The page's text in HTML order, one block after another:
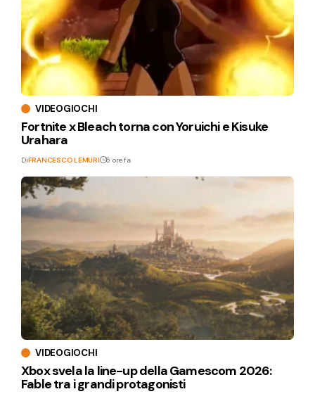
VIDEOGIOCHI
Fortnite x Bleach torna con Yoruichi e Kisuke
Urahara
DiFRANCESCO LEMURI 6 ore fa
VIDEOGIOCHI
Xbox svela la line-up della Gamescom 2026:
Fable tra i grandi protagonisti